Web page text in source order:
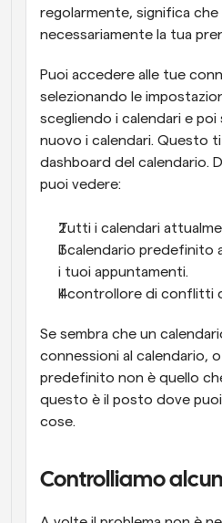
regolarmente, significa che
necessariamente la tua
Puoi accedere alle tue
selezionando le
scegliendo i calendari e poi
nuovo i calendari. Questo
dashboard del calendario.
puoi vedere:
Tutti i calendari
Il calendario predefinito
i tuoi appuntamenti.
Il controllore di conflitti
Se sembra che un
connessioni al calendario,
predefinito non è quello
questo è il posto dove
cose.
Controlliamo